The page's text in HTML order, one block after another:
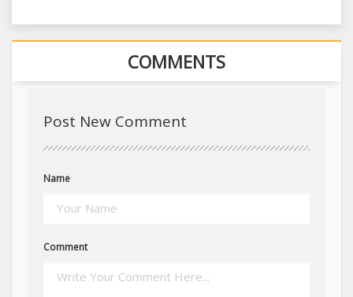
COMMENTS
Post New Comment
Name
Comment